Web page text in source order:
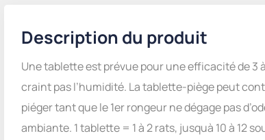
Description du produit
Une tablette est prévue pour une efficacité de 3
craint pas l’humidité. La tablette-piège peut
piéger tant que le 1er rongeur ne dégage pas
ambiante. 1 tablette = 1 à 2 rats, jusquà 10 à 12